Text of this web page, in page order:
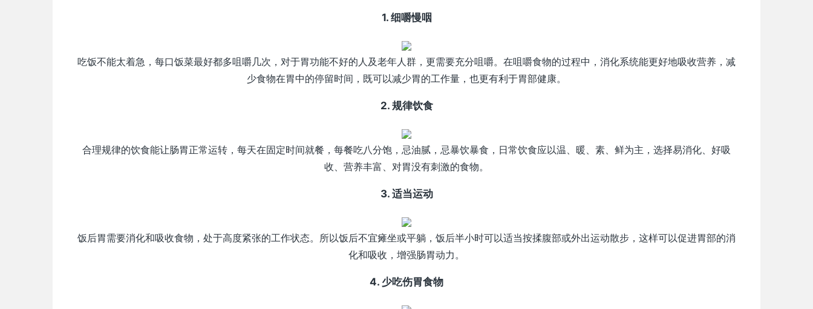
1. 细嚼慢咽
吃饭不能太着急，每口饭菜最好都多咀嚼几次，对于胃功能不好的人及老年人群，更需要充分咀嚼。在咀嚼食物的过程中，消化系统能更好地吸收营养，减
少食物在胃中的停留时间，既可以减少胃的工作量，也更有利于胃部健康。
2. 规律饮食
合理规律的饮食能让肠胃正常运转，每天在固定时间就餐，每餐吃八分饱，忌油腻，忌暴饮暴食，日常饮食应以温、暖、素、鲜为主，选择易消化、好吸
收、营养丰富、对胃没有刺激的食物。
3. 适当运动
饭后胃需要消化和吸收食物，处于高度紧张的工作状态。所以饭后不宜瘫坐或平躺，饭后半小时可以适当按揉腹部或外出运动散步，这样可以促进胃部的消
化和吸收，增强肠胃动力。
4. 少吃伤胃食物